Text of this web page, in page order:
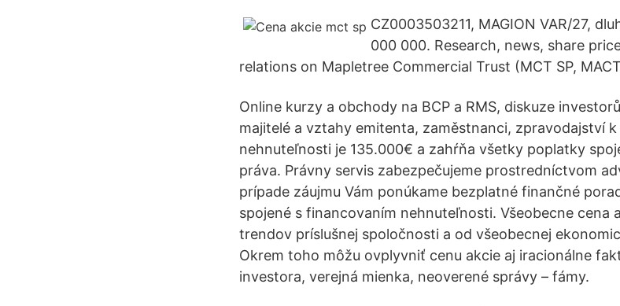
CZ0003503211, MAGION VAR/27,
000 000. Research, news, share
relations on Mapletree Commercial Trust (MCT SP,
Online kurzy a obchody na BCP a RMS, diskuze
majitelé a vztahy emitenta, zaměstnanci, zpravodajství k
nehnuteľnosti je 135.000€ a zahŕňa všetky poplatky
práva. Právny servis zabezpečujeme prostredníctvom
prípade záujmu Vám ponúkame bezplatné finančné
spojené s financovaním nehnuteľnosti. Všeobecne cena
trendov príslušnej spoločnosti a od všeobecnej
Okrem toho môžu ovplyvniť cenu akcie aj iracionálne
investora, verejná mienka, neoverené správy – fámy.